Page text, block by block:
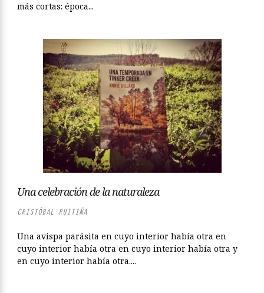
más cortas: época...
Una celebración de la naturaleza
CRISTÓBAL RUITIÑA
Una avispa parásita en cuyo interior había otra en
cuyo interior había otra en cuyo interior había otra y
en cuyo interior había otra....